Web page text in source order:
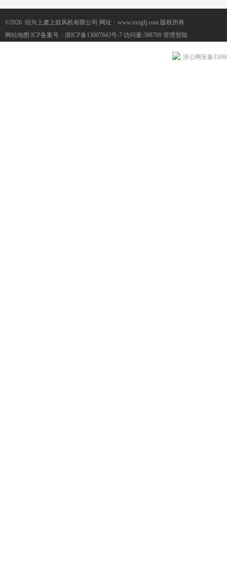
©2026 绍兴上虞上鼓风机有限公司 网址：www.sxsgfj.com 版权所有
网站地图 ICP备案号： 浙ICP备13007843号-7 访问量:388709 管理登陆
浙公网安备